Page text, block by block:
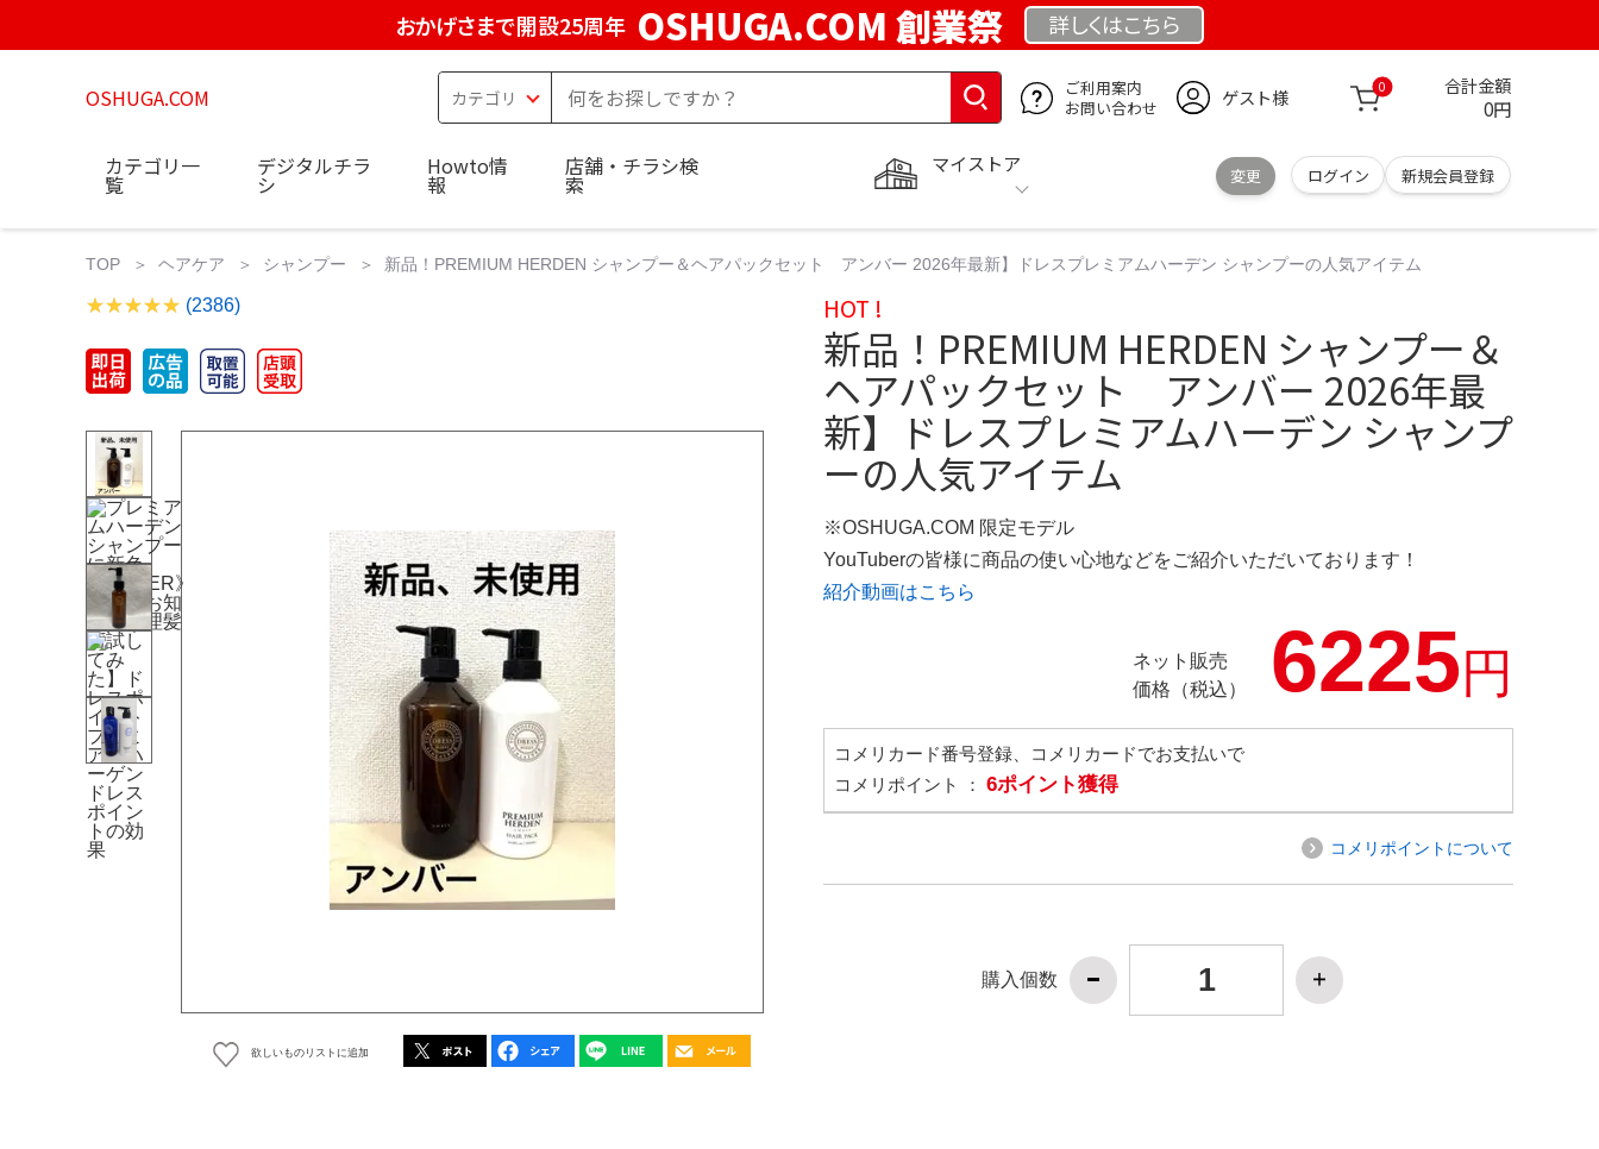
おかげさまで開設25周年 OSHUGA.COM 創業祭 詳しくはこちら
OSHUGA.COM
ご利用案内
お問い合わせ
ゲスト様 0 合計金額
0円
マイストア
変更 ログイン 新規会員登録
カテゴリ一
覧
デジタルチラ
シ
Howto情
報
店舗・チラシ検
索
TOP ヘアケア シャンプー 新品！PREMIUM HERDEN シャンプー＆ヘアパックセット アンバー 2026年最新】ドレスプレミアムハーデン シャンプーの人気アイテム
(2386)
欲しいものリストに追加
HOT !
新品！PREMIUM HERDEN シャンプー＆
ヘアパックセット アンバー 2026年最
新】ドレスプレミアムハーデン シャンプ
ーの人気アイテム
※OSHUGA.COM 限定モデル
YouTuberの皆様に商品の使い心地などをご紹介いただいております！
紹介動画はこちら
ネット販売
価格（税込）
6225円
コメリカード番号登録、コメリカードでお支払いで
コメリポイント ： 6ポイント獲得
コメリポイントについて
購入個数